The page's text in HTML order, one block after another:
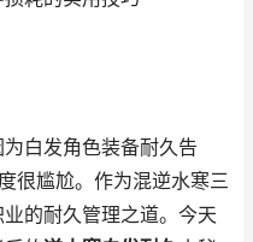
白发角色装备耐久告
很尴尬。作为混逆水寒三
的耐久管理之道。今天